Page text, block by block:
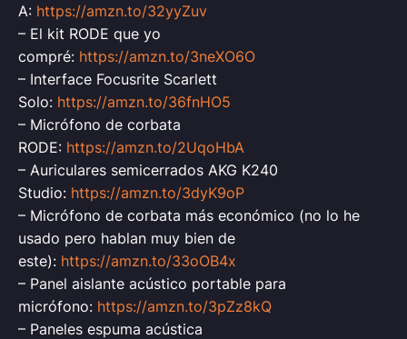
A: https://amzn.to/32yyZuv
– El kit RODE que yo
compré: https://amzn.to/3neXO6O
– Interface Focusrite Scarlett
Solo: https://amzn.to/36fnHO5
– Micrófono de corbata
RODE: https://amzn.to/2UqoHbA
– Auriculares semicerrados AKG K240
Studio: https://amzn.to/3dyK9oP
– Micrófono de corbata más económico (no lo he
usado pero hablan muy bien de
este): https://amzn.to/33oOB4x
– Panel aislante acústico portable para
micrófono: https://amzn.to/3pZz8kQ
– Paneles espuma acústica